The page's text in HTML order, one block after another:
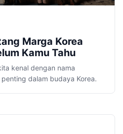
Marga Korea
Kamu Tahu
kenal dengan nama
dalam budaya Korea.